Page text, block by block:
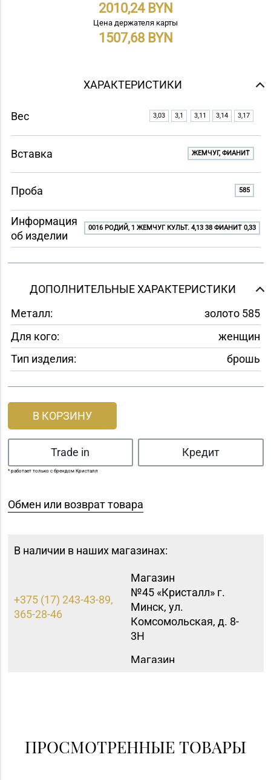
2010,24
Цена держателя карты
1507,68
ХАРАКТЕРИСТИКИ
Вес 3,03 3,1 3,11 3,14 3,17
Вставка ЖЕМЧУГ, ФИАНИТ
Проба 585
Информация
об изделии
0016 РОДИЙ, 1 ЖЕМЧУГ КУЛЬТ. 4,13 38 ФИАНИТ 0,33
ДОПОЛНИТЕЛЬНЫЕ ХАРАКТЕРИСТИКИ
Металл:
золото 585
Для кого:
женщин
Тип изделия:
брошь
В КОРЗИНУ
Trade in Кредит
* работает только с брендом Кристалл
Обмен или возврат товара
В наличии в наших магазинах:
+375 (17) 243-43-89,
365-28-46
Магазин
№45 «Кристалл» г.
Минск, ул.
Комсомольская, д. 8-
3Н
Магазин
8 (0152) 55-12-37, 60-
40-96
№53 «Кристалл» г.
Гродно, ул. Горького,
ПРОСМОТРЕННЫЕ ТОВАРЫ